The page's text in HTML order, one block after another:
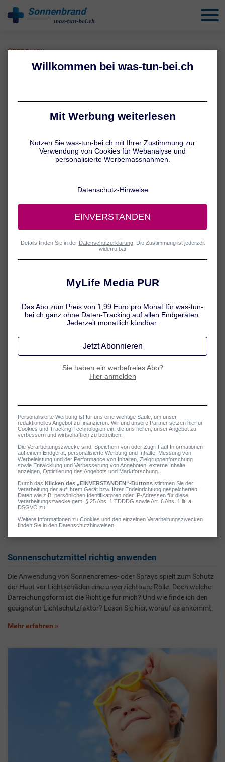
Sonnenbrandbehandeln
ÜBERBLICK
Ratgeber Sonnenschutz
Hautalterung oder der Entstehung von Hautkrebs vorbeugen
möchte, sollte wissen, worauf es in puncto Sonnenschutz
ankommt. Welche Massnahmen spielen für einen Sonnengenuss
Auswahl und der Anwendung von Sonnenschutzmitteln an? Und:
Welche Tipps sollten Eltern beim Thema Sonnenschutz für Kinder
berücksichtigen? Hier finden Sie die Antworten.
Goldene Regeln für den Sonnenschutz
Beherrschen Sie das Sonnenschutz-ABC? Nein? Dann wird es
höchste Zeit! Gemeint sind folgende Grundregeln: Ausweichen,
Bekleiden, Cremen. Wie diese Massnahmen im Detail aussehen,
Sonnenschutzmittel richtig anwenden
Die Anwendung von Sonnencremes- oder Sprays spielt zum Schutz
der Haut vor Lichtschäden eine unverzichtbare Rolle. Doch welche
Darreichungsform ist die Richtige für mich? Und wie finde ich den
geeigneten Lichtschutzfaktor? Lesen Sie hier, worauf es ankommt.
Mehr erfahren